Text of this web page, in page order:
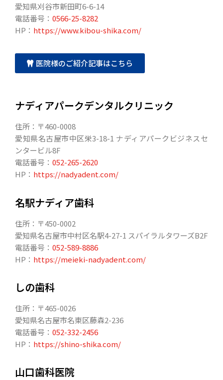
愛知県刈谷市新田町6-6-14
電話番号： 0566-25-8282
HP： https://www.kibou-shika.com/
医院様のご紹介記事はこちら
ナディアパークデンタルクリニック
住所：〒460-0008
愛知県名古屋市中区栄3-18-1 ナディアパークビジネスセ
ンタービル8F
電話番号： 052-265-2620
HP： https://nadyadent.com/
名駅ナディア歯科
住所：〒450-0002
愛知県名古屋市中村区名駅4-27-1 スパイラルタワーズB2F
電話番号： 052-589-8886
HP： https://meieki-nadyadent.com/
しの歯科
住所：〒465-0026
愛知県名古屋市名東区藤森2-236
電話番号： 052-332-2456
HP： https://shino-shika.com/
山口歯科医院